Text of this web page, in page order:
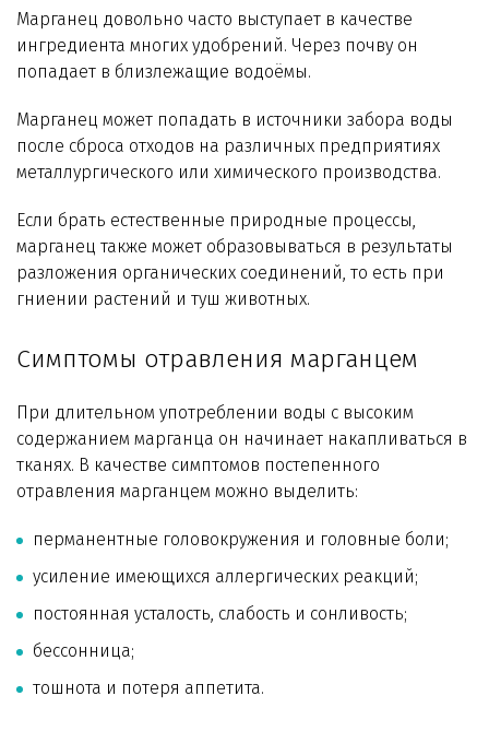
Технологии WiseWater
Стать дилером
Контакты
Марганец довольно часто выступает в качестве
ингредиента многих удобрений. Через почву он
попадает в близлежащие водоёмы.
Марганец может попадать в источники забора воды
после сброса отходов на различных предприятиях
металлургического или химического производства.
Если брать естественные природные процессы,
марганец также может образовываться в результаты
разложения органических соединений, то есть при
гниении растений и туш животных.
Симптомы отравления марганцем
При длительном употреблении воды с высоким
содержанием марганца он начинает накапливаться в
тканях. В качестве симптомов постепенного
отравления марганцем можно выделить:
перманентные головокружения и головные боли;
усиление имеющихся аллергических реакций;
постоянная усталость, слабость и сонливость;
бессонница;
тошнота и потеря аппетита.